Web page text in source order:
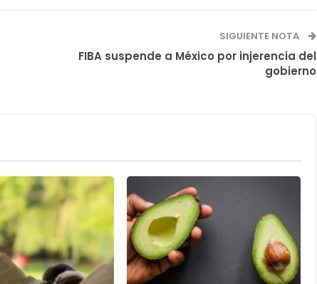
SIGUIENTE NOTA
FIBA suspende a México por injerencia del
gobierno